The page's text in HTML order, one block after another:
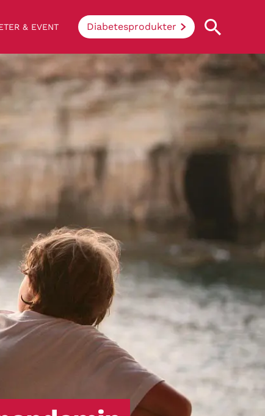
& EVENT Diabetesprodukter
Vad innebär diabetes?
Enkelt uttryckt hindrar sjukdomen
kroppen ifrån att konvertera socker och
stärkelse från mat till energi. Vid
diabetes klarar inte kroppen av att
producera insulin eller det insulin som
produceras fungerar inte (så kallad
insulinresistens).